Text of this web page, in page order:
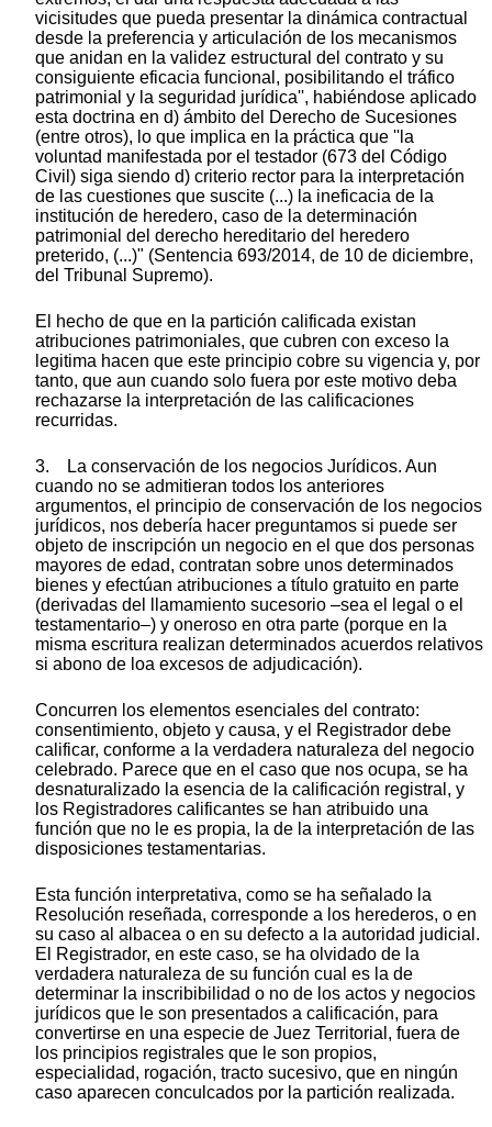
vicisitudes que pueda presentar la dinámica contractual
desde la preferencia y articulación de los mecanismos
que anidan en la validez estructural del contrato y su
consiguiente eficacia funcional, posibilitando el tráfico
patrimonial y la seguridad jurídica'', habiéndose aplicado
esta doctrina en d) ámbito del Derecho de Sucesiones
(entre otros), lo que implica en la práctica que ''la
voluntad manifestada por el testador (673 del Código
Civil) siga siendo d) criterio rector para la interpretación
de las cuestiones que suscite (...) la ineficacia de la
institución de heredero, caso de la determinación
patrimonial del derecho hereditario del heredero
preterido, (...)" (Sentencia 693/2014, de 10 de diciembre,
del Tribunal Supremo).
El hecho de que en la partición calificada existan
atribuciones patrimoniales, que cubren con exceso la
legitima hacen que este principio cobre su vigencia y, por
tanto, que aun cuando solo fuera por este motivo deba
rechazarse la interpretación de las calificaciones
recurridas.
3. La conservación de los negocios Jurídicos. Aun
cuando no se admitieran todos los anteriores
argumentos, el principio de conservación de los negocios
jurídicos, nos debería hacer preguntamos si puede ser
objeto de inscripción un negocio en el que dos personas
mayores de edad, contratan sobre unos determinados
bienes y efectúan atribuciones a título gratuito en parte
(derivadas del llamamiento sucesorio –sea el legal o el
testamentario–) y oneroso en otra parte (porque en la
misma escritura realizan determinados acuerdos relativos
si abono de loa excesos de adjudicación).
Concurren los elementos esenciales del contrato:
consentimiento, objeto y causa, y el Registrador debe
calificar, conforme a la verdadera naturaleza del negocio
celebrado. Parece que en el caso que nos ocupa, se ha
desnaturalizado la esencia de la calificación registral, y
los Registradores calificantes se han atribuido una
función que no le es propia, la de la interpretación de las
disposiciones testamentarias.
Esta función interpretativa, como se ha señalado la
Resolución reseñada, corresponde a los herederos, o en
su caso al albacea o en su defecto a la autoridad judicial.
El Registrador, en este caso, se ha olvidado de la
verdadera naturaleza de su función cual es la de
determinar la inscribibilidad o no de los actos y negocios
jurídicos que le son presentados a calificación, para
convertirse en una especie de Juez Territorial, fuera de
los principios registrales que le son propios,
especialidad, rogación, tracto sucesivo, que en ningún
caso aparecen conculcados por la partición realizada.